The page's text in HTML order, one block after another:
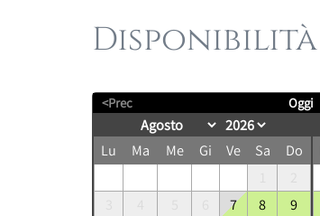
Disponibilità
<Prec Oggi
Lu Ma Me Gi Ve Sa
Do
7 8
9